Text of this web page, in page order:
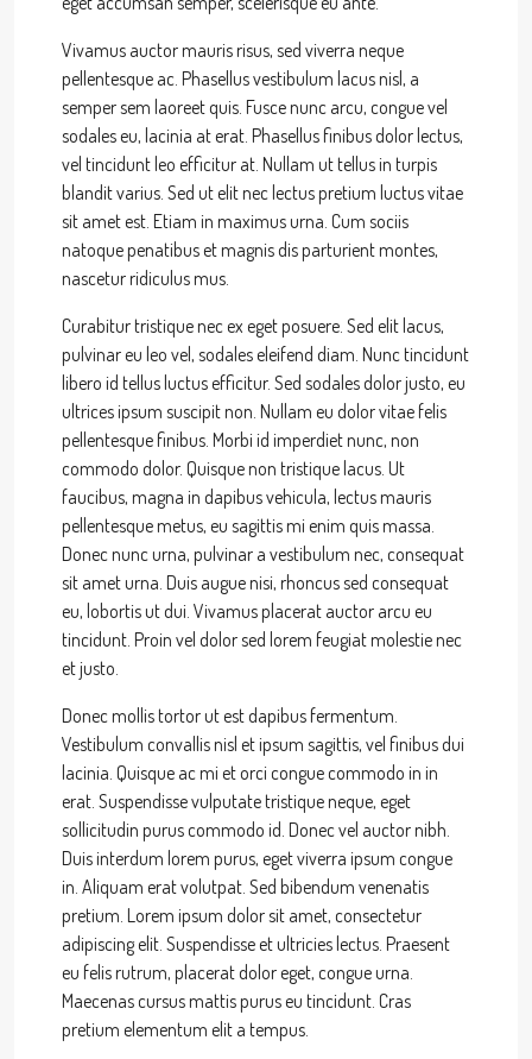
Vivamus auctor mauris risus, sed viverra neque
pellentesque ac. Phasellus vestibulum lacus nisl, a
semper sem laoreet quis. Fusce nunc arcu, congue vel
sodales eu, lacinia at erat. Phasellus finibus dolor lectus,
vel tincidunt leo efficitur at. Nullam ut tellus in turpis
blandit varius. Sed ut elit nec lectus pretium luctus vitae
sit amet est. Etiam in maximus urna. Cum sociis
natoque penatibus et magnis dis parturient montes,
nascetur ridiculus mus.
Curabitur tristique nec ex eget posuere. Sed elit lacus,
pulvinar eu leo vel, sodales eleifend diam. Nunc tincidunt
libero id tellus luctus efficitur. Sed sodales dolor justo, eu
ultrices ipsum suscipit non. Nullam eu dolor vitae felis
pellentesque finibus. Morbi id imperdiet nunc, non
commodo dolor. Quisque non tristique lacus. Ut
faucibus, magna in dapibus vehicula, lectus mauris
pellentesque metus, eu sagittis mi enim quis massa.
Donec nunc urna, pulvinar a vestibulum nec, consequat
sit amet urna. Duis augue nisi, rhoncus sed consequat
eu, lobortis ut dui. Vivamus placerat auctor arcu eu
tincidunt. Proin vel dolor sed lorem feugiat molestie nec
et justo.
Donec mollis tortor ut est dapibus fermentum.
Vestibulum convallis nisl et ipsum sagittis, vel finibus dui
lacinia. Quisque ac mi et orci congue commodo in in
erat. Suspendisse vulputate tristique neque, eget
sollicitudin purus commodo id. Donec vel auctor nibh.
Duis interdum lorem purus, eget viverra ipsum congue
in. Aliquam erat volutpat. Sed bibendum venenatis
pretium. Lorem ipsum dolor sit amet, consectetur
adipiscing elit. Suspendisse et ultricies lectus. Praesent
eu felis rutrum, placerat dolor eget, congue urna.
Maecenas cursus mattis purus eu tincidunt. Cras
pretium elementum elit a tempus.